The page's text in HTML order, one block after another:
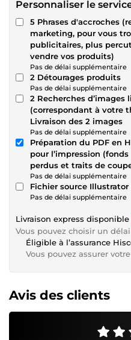
Personnaliser le
5 Phrases d'accroches
marketing, pour vous
publicitaires, plus
vendre vos produits)
Pas de délai supplémentaire
2 Détourages produits
Pas de délai supplémentaire
2 Recherches d’images
(correspondant à votre
Livraison des 2 images
Pas de délai supplémentaire
Préparation du PDF en
pour l’impression (fonds
perdus et traits de
Pas de délai supplémentaire
Fichier source Illustrator
Pas de délai supplémentaire
Livraison express disponible
Vous pouvez choisir un
Éligible à l’assurance
Vous pouvez assurer
Avis des clients